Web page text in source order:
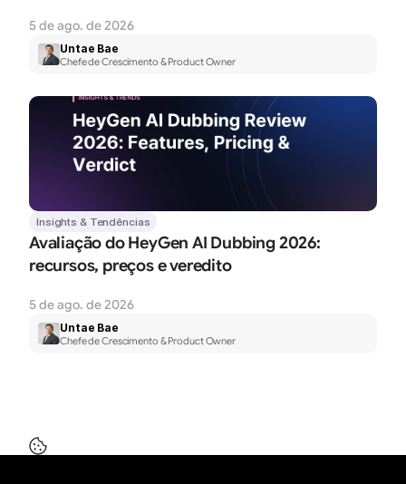
5 de ago. de 2026
Untae Bae
Chefe de Crescimento & Product Owner
Insights & Tendências
Avaliação do HeyGen AI Dubbing 2026:
recursos, preços e veredito
5 de ago. de 2026
Untae Bae
Chefe de Crescimento & Product Owner